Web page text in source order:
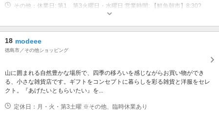
その他：休業日: 第1、第3火曜日・水曜日 営業時間: 【鮮魚朝市】8:30?
13:00／土・日・祝8:30?14:00 【青果朝市】月・木8:30?10:00／土8:30?正
18 modeee
徳島市／その他ショッピング
山に囲まれる自然豊かな場所で、四季の移ろいを感じながらお買い物ができ
る、小さな雑貨店です。ギフトをコンセプトに暮らしを彩る雑貨と洋服をセレ
クト。『あげたいともらいたい』を...
定休日：月・火・第3土曜 ※その他、臨時休業あり